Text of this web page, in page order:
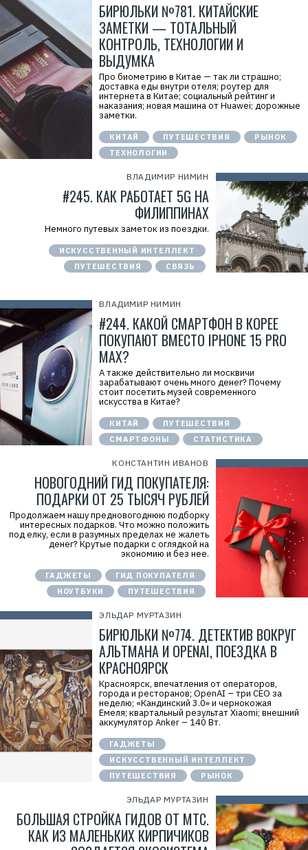
БИРЮЛЬКИ №781. КИТАЙСКИЕ
ЗАМЕТКИ — ТОТАЛЬНЫЙ
КОНТРОЛЬ, ТЕХНОЛОГИИ И
ВЫДУМКА
Про биометрию в Китае — так ли страшно;
доставка еды внутри отеля; роутер для
интернета в Китае; социальный рейтинг и
наказания; новая машина от Huawei; дорожные
заметки.
КИТАЙ ПУТЕШЕСТВИЯ
РЫНОК
ТЕХНОЛОГИИ
ВЛАДИМИР НИМИН
#245. КАК РАБОТАЕТ 5G НА
ФИЛИППИНАХ
Немного путевых заметок из поездки.
ИСКУССТВЕННЫЙ ИНТЕЛЛЕКТ
ПУТЕШЕСТВИЯ
СВЯЗЬ
ВЛАДИМИР НИМИН
#244. КАКОЙ СМАРТФОН В КОРЕЕ
ПОКУПАЮТ ВМЕСТО IPHONE 15 PRO
MAX?
А также действительно ли москвичи
зарабатывают очень много денег? Почему
стоит посетить музей современного
искусства в Китае?
КИТАЙ
ПУТЕШЕСТВИЯ
СМАРТФОНЫ
СТАТИСТИКА
КОНСТАНТИН ИВАНОВ
НОВОГОДНИЙ ГИД ПОКУПАТЕЛЯ:
ПОДАРКИ ОТ 25 ТЫСЯЧ РУБЛЕЙ
Продолжаем нашу предновогоднюю подборку
интересных подарков. Что можно положить
под елку, если в разумных пределах не жалеть
денег? Крутые подарки с оглядкой на
экономию и без нее.
ГАДЖЕТЫ
ГИД ПОКУПАТЕЛЯ
НОУТБУКИ
ПУТЕШЕСТВИЯ
ЭЛЬДАР МУРТАЗИН
БИРЮЛЬКИ №774. ДЕТЕКТИВ ВОКРУГ
АЛЬТМАНА И OPENAI, ПОЕЗДКА В
КРАСНОЯРСК
Красноярск, впечатления от операторов,
города и ресторанов; OpenAI – три CEO за
неделю; «Кандинский 3.0» и чернокожая
Емеля; квартальный результат Xiaomi; внешний
аккумулятор Anker – 140 Вт.
ГАДЖЕТЫ
ИСКУССТВЕННЫЙ ИНТЕЛЛЕКТ
ПУТЕШЕСТВИЯ
РЫНОК
ЭЛЬДАР МУРТАЗИН
БОЛЬШАЯ СТРОЙКА ГИДОВ ОТ МТС.
КАК ИЗ МАЛЕНЬКИХ КИРПИЧИКОВ